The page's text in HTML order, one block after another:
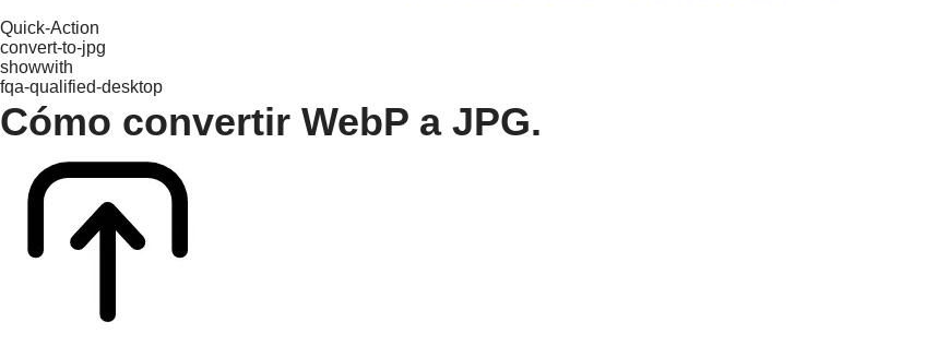
Quick-Action
convert-to-jpg
showwith
fqa-qualified-desktop
Cómo convertir WebP a JPG.